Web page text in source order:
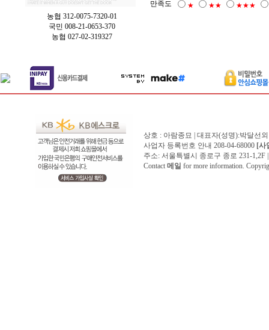
농협 312-0075-7320-01
국민 008-21-0653-370
농협 027-02-319327
만족도 ★ ★★ ★★★
상호 : 아람종묘 | 대표자(성명):박달선
사업자 등록번호 안내 208-04-68000 [사
주소: 서울특별시 종로구 종로 231-1,2F
Contact 메일 for more information.